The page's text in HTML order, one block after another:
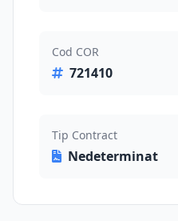
Cod COR
721410
Tip Contract
Nedeterminat